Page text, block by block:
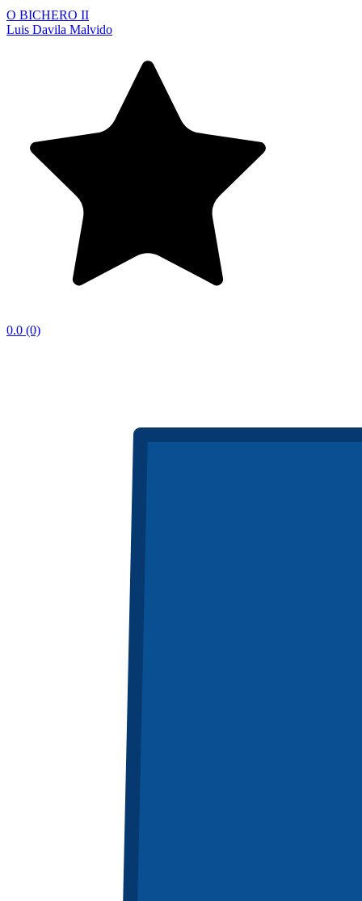
O BICHERO II
Luis Davila Malvido
0.0 (0)